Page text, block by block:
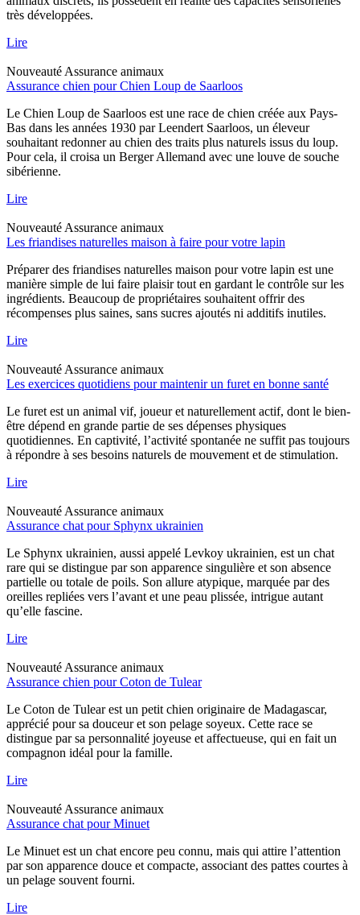
très développées.
Lire
Nouveauté Assurance animaux
Assurance chien pour Chien Loup de Saarloos
Le Chien Loup de Saarloos est une race de chien créée aux Pays-
Bas dans les années 1930 par Leendert Saarloos, un éleveur
souhaitant redonner au chien des traits plus naturels issus du loup.
Pour cela, il croisa un Berger Allemand avec une louve de souche
sibérienne.
Lire
Nouveauté Assurance animaux
Les friandises naturelles maison à faire pour votre lapin
Préparer des friandises naturelles maison pour votre lapin est une
manière simple de lui faire plaisir tout en gardant le contrôle sur les
ingrédients. Beaucoup de propriétaires souhaitent offrir des
récompenses plus saines, sans sucres ajoutés ni additifs inutiles.
Lire
Nouveauté Assurance animaux
Les exercices quotidiens pour maintenir un furet en bonne santé
Le furet est un animal vif, joueur et naturellement actif, dont le bien-
être dépend en grande partie de ses dépenses physiques
quotidiennes. En captivité, l’activité spontanée ne suffit pas toujours
à répondre à ses besoins naturels de mouvement et de stimulation.
Lire
Nouveauté Assurance animaux
Assurance chat pour Sphynx ukrainien
Le Sphynx ukrainien, aussi appelé Levkoy ukrainien, est un chat
rare qui se distingue par son apparence singulière et son absence
partielle ou totale de poils. Son allure atypique, marquée par des
oreilles repliées vers l’avant et une peau plissée, intrigue autant
qu’elle fascine.
Lire
Nouveauté Assurance animaux
Assurance chien pour Coton de Tulear
Le Coton de Tulear est un petit chien originaire de Madagascar,
apprécié pour sa douceur et son pelage soyeux. Cette race se
distingue par sa personnalité joyeuse et affectueuse, qui en fait un
compagnon idéal pour la famille.
Lire
Nouveauté Assurance animaux
Assurance chat pour Minuet
Le Minuet est un chat encore peu connu, mais qui attire l’attention
par son apparence douce et compacte, associant des pattes courtes à
un pelage souvent fourni.
Lire